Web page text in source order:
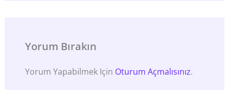
Yorum Bırakın
Yorum Yapabilmek Için Oturum Açmalısınız.